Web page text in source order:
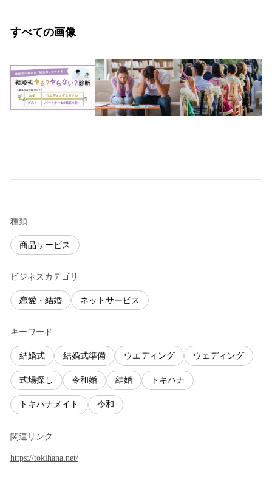
すべての画像
種類
商品サービス
ビジネスカテゴリ
恋愛・結婚 ネットサービス
キーワード
結婚式 結婚式準備 ウエディング ウェディング
式場探し 令和婚 結婚 トキハナ
トキハナメイト 令和
関連リンク
https://tokihana.net/